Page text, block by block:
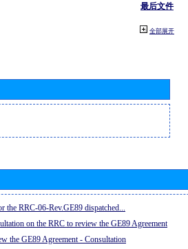
最后文件
全部展开
the RRC-06-Rev.GE89 dispatched...
on the RRC to review the GE89 Agreement
the GE89 Agreement - Consultation